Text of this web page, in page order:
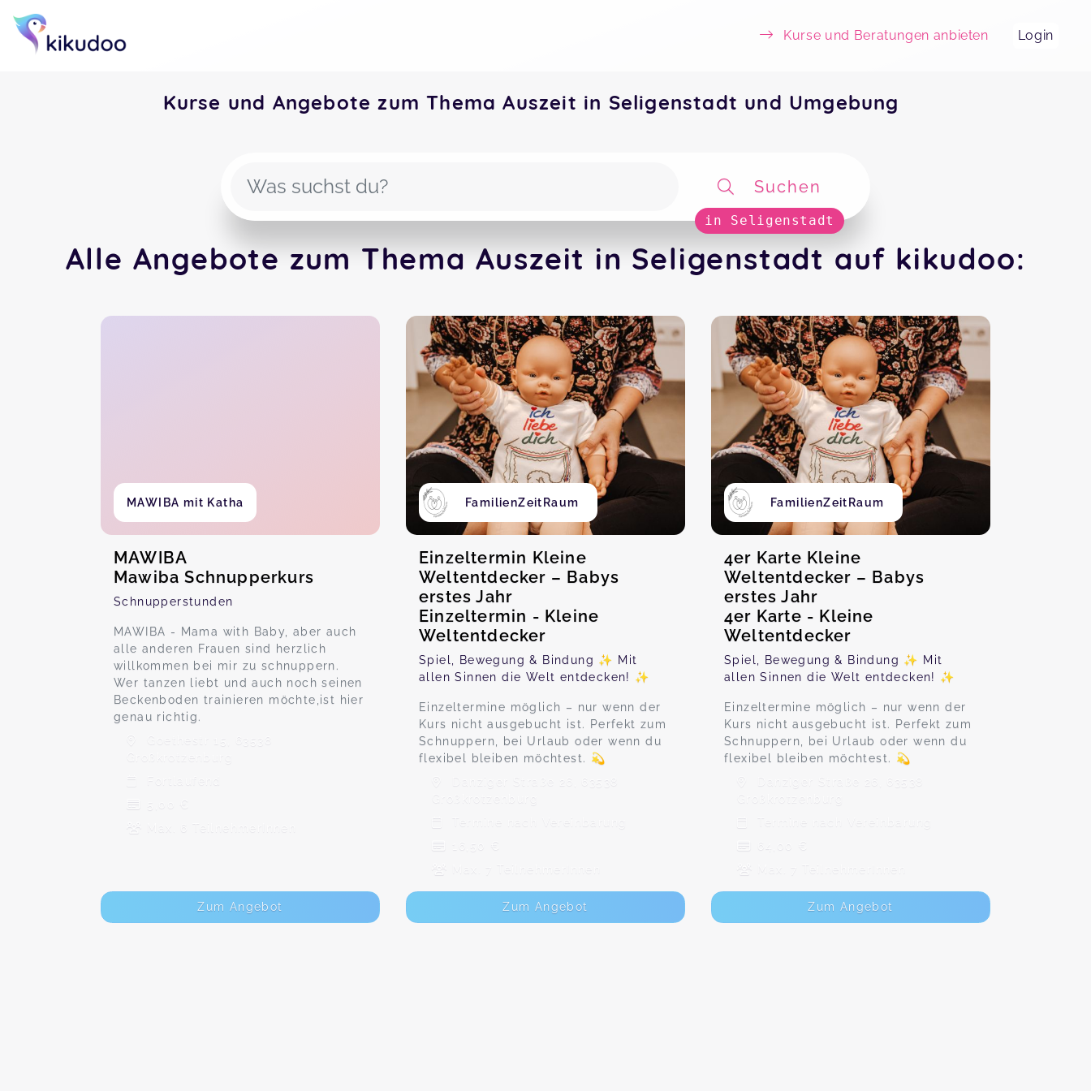
Kurse und Beratungen anbieten Login
Kurse und Angebote zum Thema Auszeit in Seligenstadt und Umgebung
Suchen
in Seligenstadt
Alle Angebote zum Thema Auszeit in Seligenstadt auf kikudoo:
MAWIBA mit Katha
MAWIBA
Mawiba Schnupperkurs
Schnupperstunden
MAWIBA - Mama with Baby, aber auch
alle anderen Frauen sind herzlich
willkommen bei mir zu schnuppern.
Wer tanzen liebt und auch noch seinen
Beckenboden trainieren möchte,ist hier
genau richtig.
Goethestr 15, 63538
Großkrotzenburg
Fortlaufend
5,00 €
Max. 6 TeilnehmerInnen
Zum Angebot
FamilienZeitRaum
Einzeltermin Kleine
Weltentdecker – Babys
erstes Jahr
Einzeltermin - Kleine
Weltentdecker
Spiel, Bewegung & Bindung ✨ Mit
allen Sinnen die Welt entdecken! ✨
Einzeltermine möglich – nur wenn der
Kurs nicht ausgebucht ist. Perfekt zum
Schnuppern, bei Urlaub oder wenn du
flexibel bleiben möchtest. 💫
Danziger Straße 26, 63538
Großkrotzenburg
Termine nach Vereinbarung
16,50 €
Max. 7 TeilnehmerInnen
Zum Angebot
FamilienZeitRaum
4er Karte Kleine
Weltentdecker – Babys
erstes Jahr
4er Karte - Kleine
Weltentdecker
Spiel, Bewegung & Bindung ✨ Mit
allen Sinnen die Welt entdecken! ✨
Einzeltermine möglich – nur wenn der
Kurs nicht ausgebucht ist. Perfekt zum
Schnuppern, bei Urlaub oder wenn du
flexibel bleiben möchtest. 💫
Danziger Straße 26, 63538
Großkrotzenburg
Termine nach Vereinbarung
64,00 €
Max. 7 TeilnehmerInnen
Zum Angebot